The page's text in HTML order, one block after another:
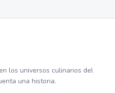
los universos culinarios del
una historia.